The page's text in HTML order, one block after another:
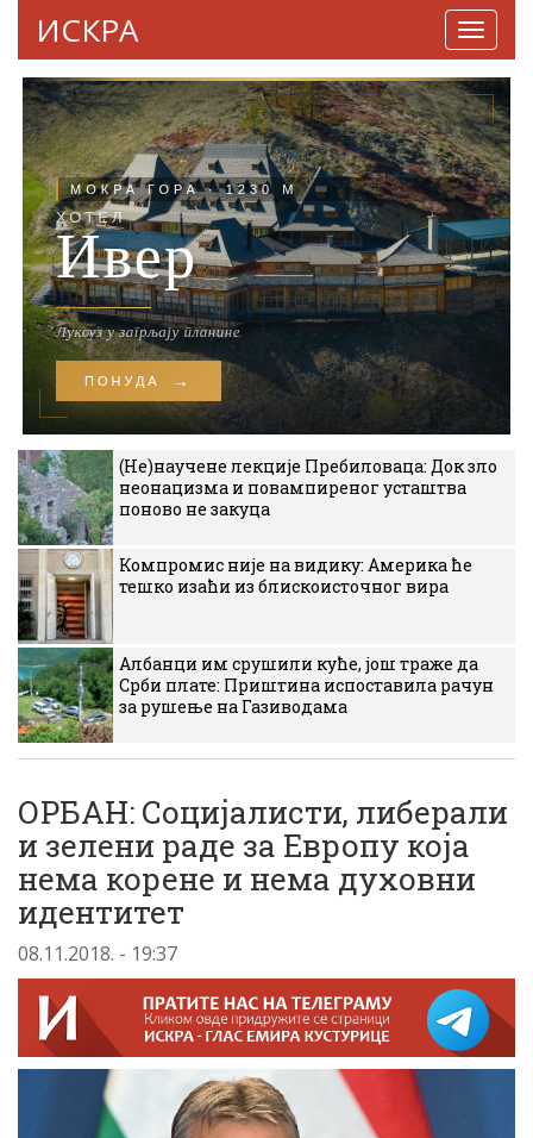
ИСКРА
(Не)научене лекције Пребиловаца: Док зло
неонацизма и повампиреног усташтва
поново не закуца
Компромис није на видику: Америка ће
тешко изаћи из блискоисточног вира
Албанци им срушили куће, још траже да
Срби плате: Приштина испоставила рачун
за рушење на Газиводама
ОРБАН: Социјалисти, либерали
и зелени раде за Европу која
нема корене и нема духовни
идентитет
08.11.2018. - 19:37